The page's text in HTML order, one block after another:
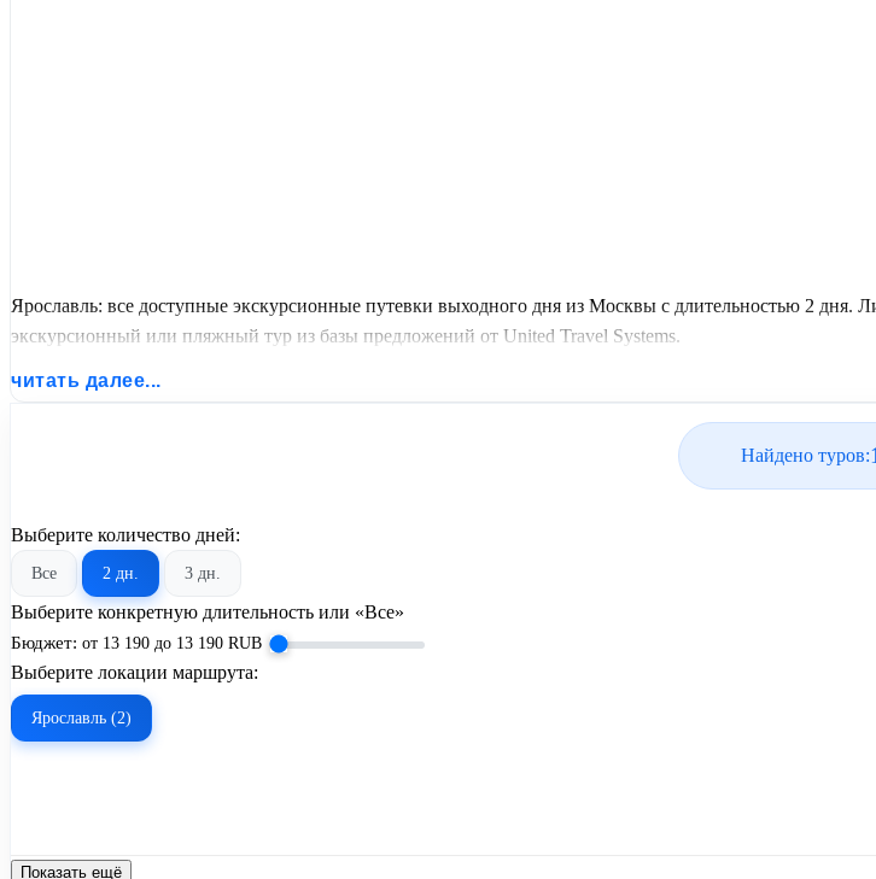
Ярославль: все доступные экскурсионные путевки выходного дня из Москвы с длительностью 2
экскурсионный или пляжный тур из базы предложений от United Travel Systems.
читать далее...
Найдено туров:1
Выберите количество дней:
Все 2 дн. 3 дн.
Выберите конкретную длительность или «Все»
Бюджет: от 13 190 до 13 190 RUB
Выберите локации маршрута:
Ярославль (2)
Показать ещё